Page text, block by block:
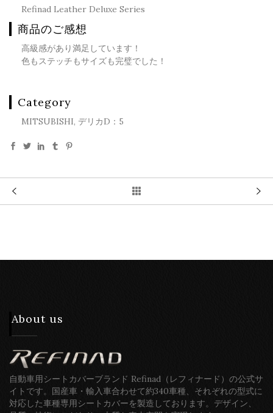
Refinad Leather Deluxe Series
商品のご感想
高級感があり満足しています！
色もステッチもサイズも完璧でした！
Category
MITSUBISHI, デリカD：5
About us
自動車用シートカバーブランド Refinad（レフィナード）の公式サ
イトです。国産車・輸入車合わせて約340車種、それぞれの型式に
対応した車種専用シートカバーを製造しております。デザイン、